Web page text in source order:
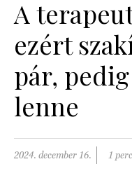
SZÉPSÉG
PSZICHÉ
PÁRKAPCSOLAT
A
ezért
pár,
lenne
2024. december 16. 1